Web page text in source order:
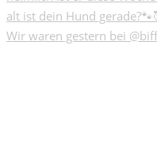
Wir waren gestern bei